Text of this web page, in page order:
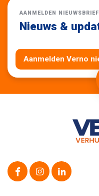
AANMELDEN NIEUWSBRIEF
Nieuws &
Aanmelden Verno